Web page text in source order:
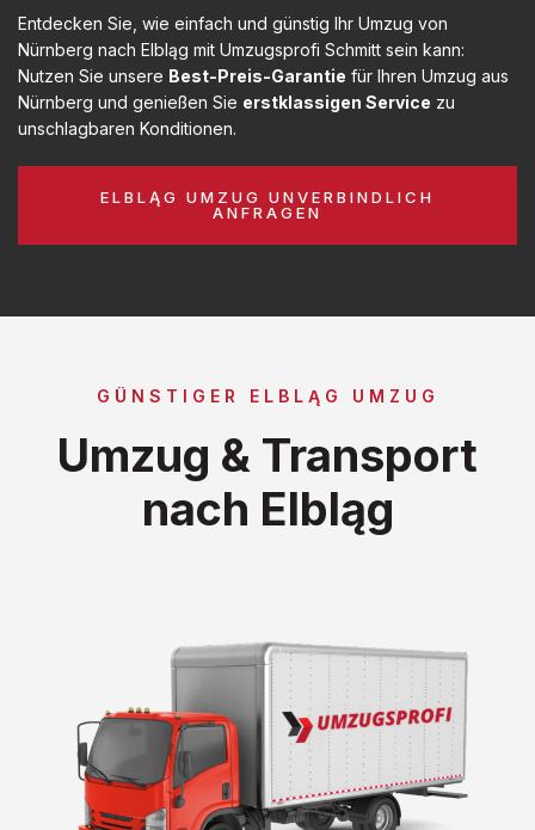
Entdecken Sie, wie einfach und günstig Ihr Umzug von
Nürnberg nach Elbląg mit Umzugsprofi Schmitt sein kann:
Nutzen Sie unsere Best-Preis-Garantie für Ihren Umzug aus
Nürnberg und genießen Sie erstklassigen Service zu
unschlagbaren Konditionen.
ELBLĄG UMZUG UNVERBINDLICH
ANFRAGEN
GÜNSTIGER ELBLĄG UMZUG
Umzug & Transport
nach Elbląg